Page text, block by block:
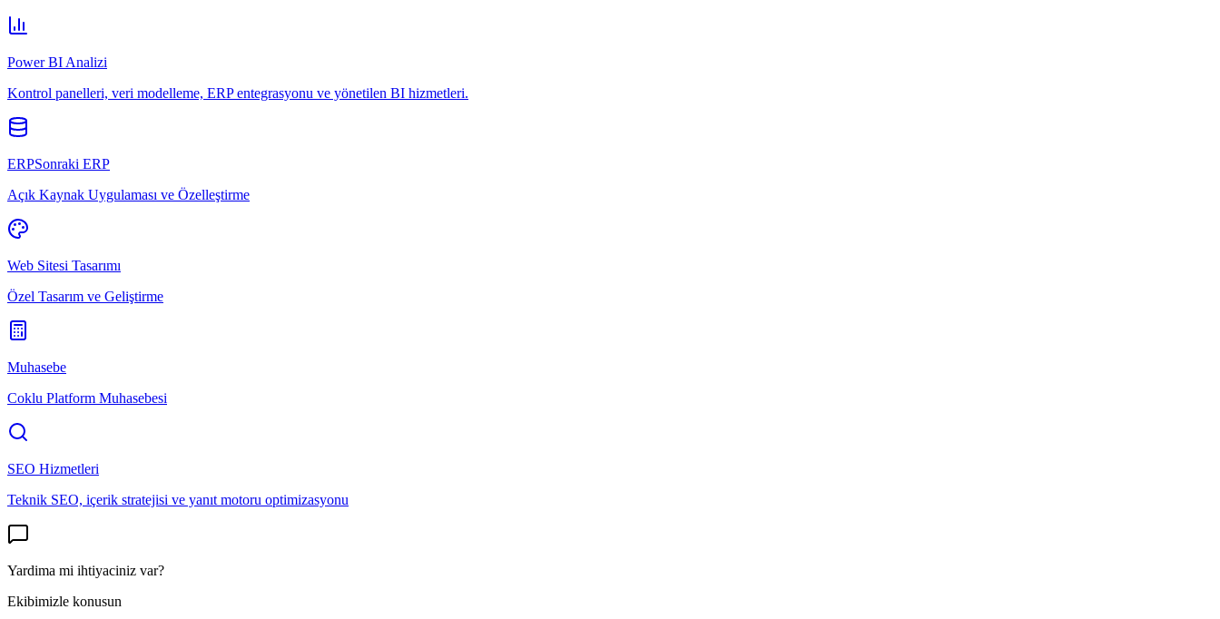
Power BI Analizi
Kontrol panelleri, veri modelleme, ERP entegrasyonu ve yönetilen BI hizmetleri.
ERPSonraki ERP
Açık Kaynak Uygulaması ve Özelleştirme
Web Sitesi Tasarımı
Özel Tasarım ve Geliştirme
Muhasebe
Coklu Platform Muhasebesi
SEO Hizmetleri
Teknik SEO, içerik stratejisi ve yanıt motoru optimizasyonu
Yardima mi ihtiyaciniz var?
Ekibimizle konusun